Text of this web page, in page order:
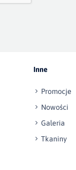
Inne
Promocje
Nowości
Galeria
Tkaniny